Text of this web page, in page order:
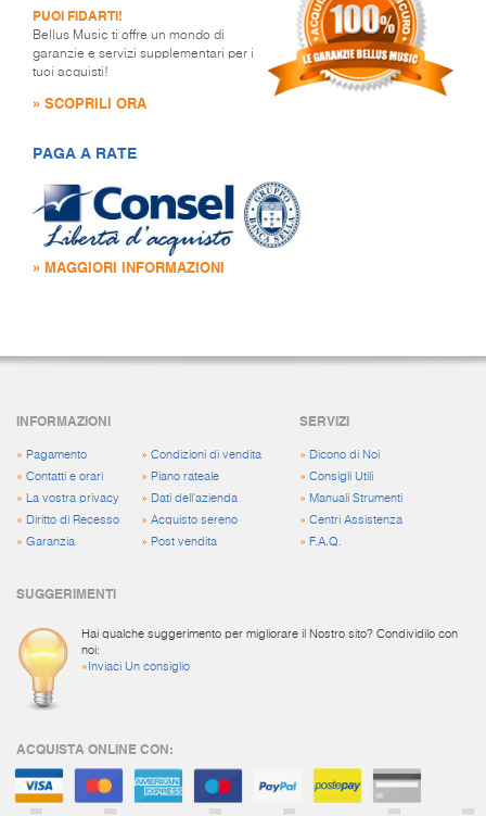
PUOI FIDARTI!
Bellus Music ti offre un mondo di
garanzie e servizi supplementari per i
tuoi acquisti!
» SCOPRILI ORA
PAGA A RATE
» MAGGIORI INFORMAZIONI
INFORMAZIONI
» Pagamento
» Contatti e orari
» La vostra privacy
» Diritto di Recesso
» Garanzia
» Condizioni di vendita
» Piano rateale
» Dati dell'azienda
» Acquisto sereno
» Post vendita
SERVIZI
» Dicono di Noi
»Consigli Utili
» Manuali Strumenti
»Centri Assistenza
» F.A.Q.
SUGGERIMENTI
Hai qualche suggerimento per migliorare il Nostro sito? Condividilo con
noi:
» Inviaci Un consiglio
ACQUISTA ONLINE CON: